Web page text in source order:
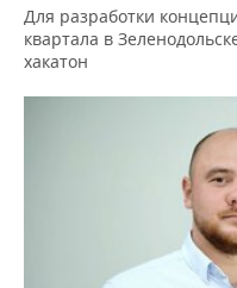
Для разработки
квартала в
хакатон